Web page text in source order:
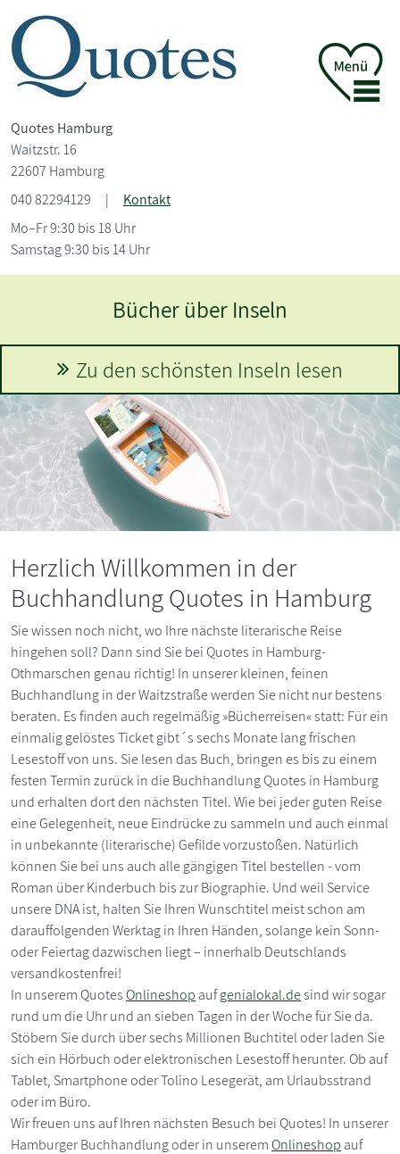
Quotes Hamburg
Waitzstr. 16
22607 Hamburg
040 82294129
|
Kontakt
Mo–Fr 9:30 bis 18 Uhr
Samstag 9:30 bis 14 Uhr
Karin Slaughter
Mehr erfahren
Herzlich Willkommen in der
Buchhandlung Quotes in Hamburg
Sie wissen noch nicht, wo Ihre nächste literarische Reise
hingehen soll? Dann sind Sie bei Quotes in Hamburg-
Othmarschen genau richtig! In unserer kleinen, feinen
Buchhandlung in der Waitzstraße werden Sie nicht nur bestens
beraten. Es finden auch regelmäßig »Bücherreisen« statt: Für ein
einmalig gelöstes Ticket gibt´s sechs Monate lang frischen
Lesestoff von uns. Sie lesen das Buch, bringen es bis zu einem
festen Termin zurück in die Buchhandlung Quotes in Hamburg
und erhalten dort den nächsten Titel. Wie bei jeder guten Reise
eine Gelegenheit, neue Eindrücke zu sammeln und auch einmal
in unbekannte (literarische) Gefilde vorzustoßen. Natürlich
können Sie bei uns auch alle gängigen Titel bestellen - vom
Roman über Kinderbuch bis zur Biographie. Und weil Service
unsere DNA ist, halten Sie Ihren Wunschtitel meist schon am
darauffolgenden Werktag in Ihren Händen, solange kein Sonn-
oder Feiertag dazwischen liegt – innerhalb Deutschlands
versandkostenfrei!
In unserem QuotesOnlineshop aufgenialokal.desind wir sogar
rund um die Uhr und an sieben Tagen in der Woche für Sie da.
Stöbern Sie durch über sechs Millionen Buchtitel oder laden Sie
sich ein Hörbuch oder elektronischen Lesestoff herunter. Ob auf
Tablet, Smartphone oder Tolino Lesegerät, am Urlaubsstrand
oder im Büro.
Wir freuen uns auf Ihren nächsten Besuch bei Quotes! In unserer
Hamburger Buchhandlung oder in unseremOnlineshop auf